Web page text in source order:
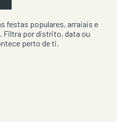
festas populares, arraiais e
Filtra por distrito, data ou
perto de ti.